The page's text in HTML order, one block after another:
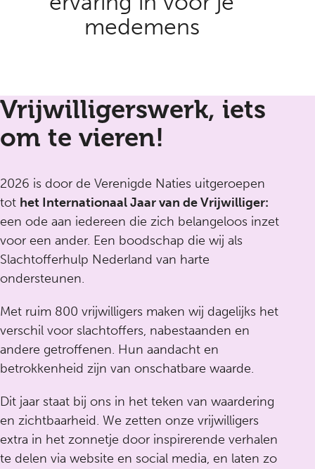
medemens
Vrijwilligerswerk, iets
om te vieren!
2026 is door de Verenigde Naties uitgeroepen
tot het Internationaal Jaar van de Vrijwilliger:
een ode aan iedereen die zich belangeloos inzet
voor een ander. Een boodschap die wij als
Slachtofferhulp Nederland van harte
ondersteunen.
Met ruim 800 vrijwilligers maken wij dagelijks het
verschil voor slachtoffers, nabestaanden en
andere getroffenen. Hun aandacht en
betrokkenheid zijn van onschatbare waarde.
Dit jaar staat bij ons in het teken van waardering
en zichtbaarheid. We zetten onze vrijwilligers
extra in het zonnetje door inspirerende verhalen
te delen via website en social media, en laten zo